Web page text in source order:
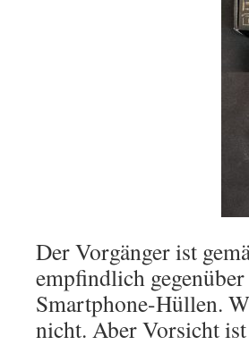
Der Vorgänger ist
empfindlich
Smartphone-Hüllen.
nicht. Aber Vorsicht